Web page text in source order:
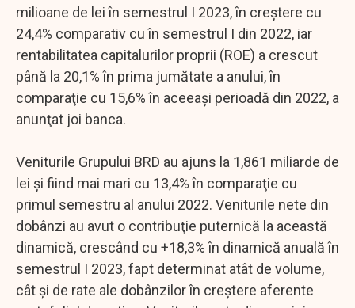
milioane de lei în semestrul I 2023, în creştere cu
24,4% comparativ cu în semestrul I din 2022, iar
rentabilitatea capitalurilor proprii (ROE) a crescut
până la 20,1% în prima jumătate a anului, în
comparaţie cu 15,6% în aceeaşi perioadă din 2022, a
anunţat joi banca.
Veniturile Grupului BRD au ajuns la 1,861 miliarde de
lei şi fiind mai mari cu 13,4% în comparaţie cu
primul semestru al anului 2022. Veniturile nete din
dobânzi au avut o contribuţie puternică la această
dinamică, crescând cu +18,3% în dinamică anuală în
semestrul I 2023, fapt determinat atât de volume,
cât şi de rate ale dobânzilor în creştere aferente